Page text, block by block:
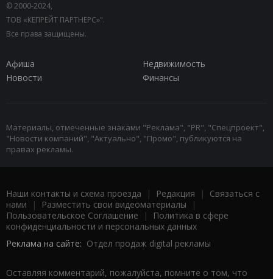
© 2000-2024,
ТОВ «КЕПРЕЙТ ПАРТНЕРС»".
Все права защищены.
Афиша
Недвижимость
Новости
Финансы
Материалы, отмеченные знаками "Реклама", "PR", "Спецпроект",
"Новости компаний", "Актуально", "Промо", публикуются на
правах рекламы.
Наши контакты и схема проезда | Редакция | Связаться с
нами | Разместить свои видеоматериалы |
Пользовательское Соглашение |
Политика в сфере
конфиденциальности и персональных данных
Реклама на сайте: Отдел продаж digital рекламы
Оставляя комментарий, пожалуйста, помните о том, что